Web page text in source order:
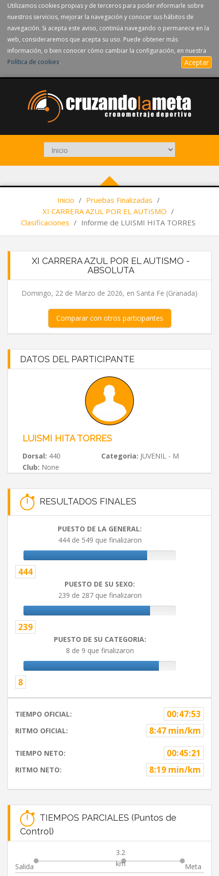
Utilizamos cookies propias y de terceros para poder informarle sobre
nuestros servicios, mejorar la navegación y conocer sus hábitos de
navegación. Si acepta este aviso, continúa navegando o permanece en la
web, consideraremos que acepta su uso. Puede obtener más
información, o bien conocer cómo cambiar la configuración, en nuestra
Política de cookies. Aceptar
Inicio / Pruebas Finalizadas /
XI CARRERA AZUL POR EL AUTISMO /
Clasificaciones / Informe de LUISMI HITA TORRES
XI CARRERA AZUL POR EL AUTISMO -
ABSOLUTA
Domingo, 22 de Marzo de 2026, en Santa Fe (Granada)
Comparar con otros participantes
DATOS DEL PARTICIPANTE
LUISMI HITA TORRES
Dorsal: 440 Categoria: JUVENIL - M
Club: None
RESULTADOS FINALES
PUESTO DE LA GENERAL:
444 de 549 que finalizaron
444
PUESTO DE SU SEXO:
239 de 287 que finalizaron
239
PUESTO DE SU CATEGORIA:
8 de 9 que finalizaron
8
TIEMPO OFICIAL: 00:47:53
RITMO OFICIAL: 8:47 min/km
TIEMPO NETO: 00:45:21
RITMO NETO: 8:19 min/km
TIEMPOS PARCIALES (Puntos de
Control)
Salida
3.2
km
Meta